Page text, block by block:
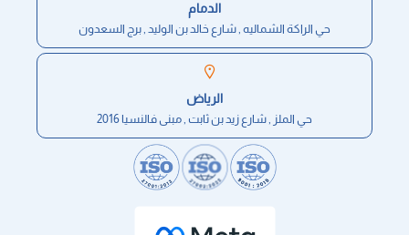
الدمام
حي الراكة الشماليه , شارع خالد بن الوليد , برج السعدون
الرياض
حي الملز , شارع زيد بن ثابت , مبنى فالنسيا 2016